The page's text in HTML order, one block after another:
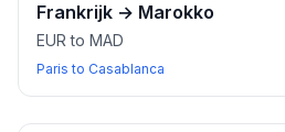
Frankrijk → Marokko
EUR to MAD
Paris to Casablanca